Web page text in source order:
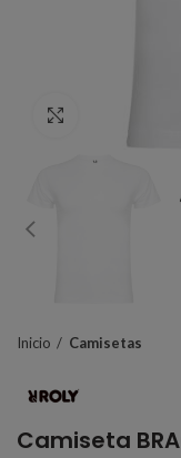
Inicio Camisetas
Camiseta